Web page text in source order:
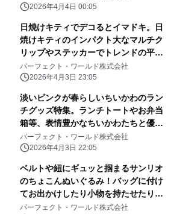
2026年4月4日 00:05
日焼けキティでデコるとイマドキ。日
焼けキティのインパクト大なマルチク
リップやステッカーでトレンドの平成
レトロ感ばっちりです。
パーフェクト・ワールド株式会社
2026年4月3日 23:05
淡いピンクが春らしいちいかわのラン
チグッズ特集。ランチトートやお弁当
箱等、表情豊かなちいかわたちと優し
いピンク色に心和む
パーフェクト・ワールド株式会社
2026年4月3日 22:05
ベルトや紐にギュッと掴まるサンリオ
のちょこんぬいぐるみ！バッグに付け
てお出かけしたり小物を持たせたりと
自由に楽しめる！
パーフェクト・ワールド株式会社